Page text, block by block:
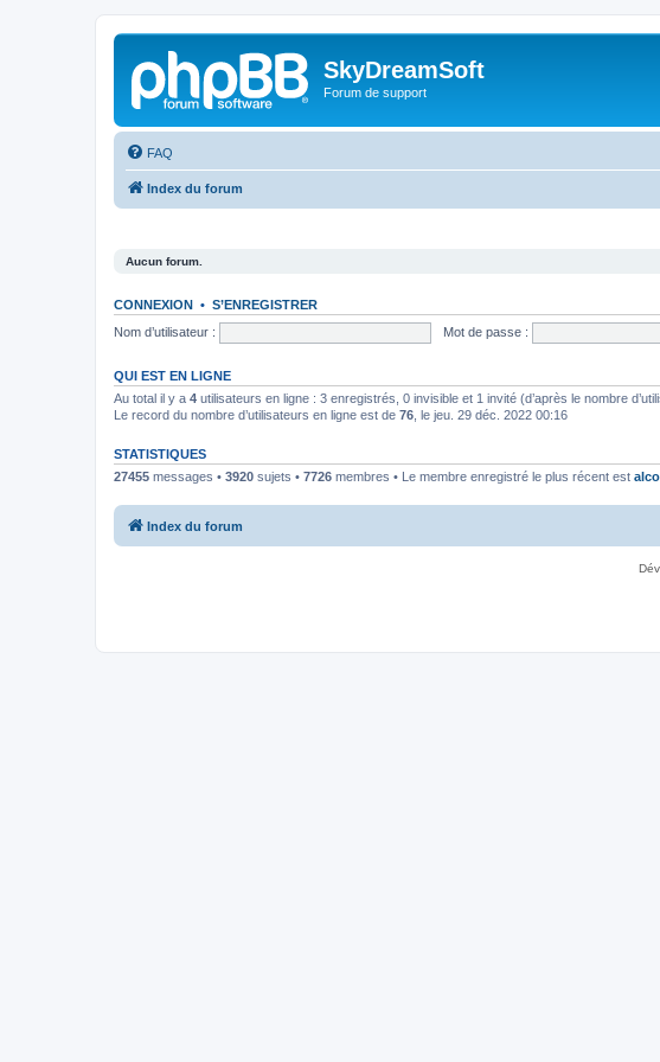
SkyDreamSoft
Forum de support
FAQ
Index du forum
Aucun forum.
CONNEXION • S’ENREGISTRER
Nom d’utilisateur :
Mot de passe :
QUI EST EN LIGNE
Au total il y a 4 utilisateurs en ligne : 3 enregistrés, 0 invisible et 1 invité (d’après le nombre
Le record du nombre d’utilisateurs en ligne est de 76 , le jeu. 29 déc. 2022 00:16
STATISTIQUES
27455 messages • 3920 sujets • 7726 membres • Le membre enregistré le plus récent est
Index du forum